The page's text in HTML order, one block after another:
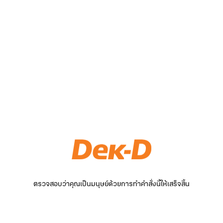
ตรวจสอบว่าคุณเป็นมนุษย์ด้วยการทำคำสั่งนี้ให้เสร็จสิ้น